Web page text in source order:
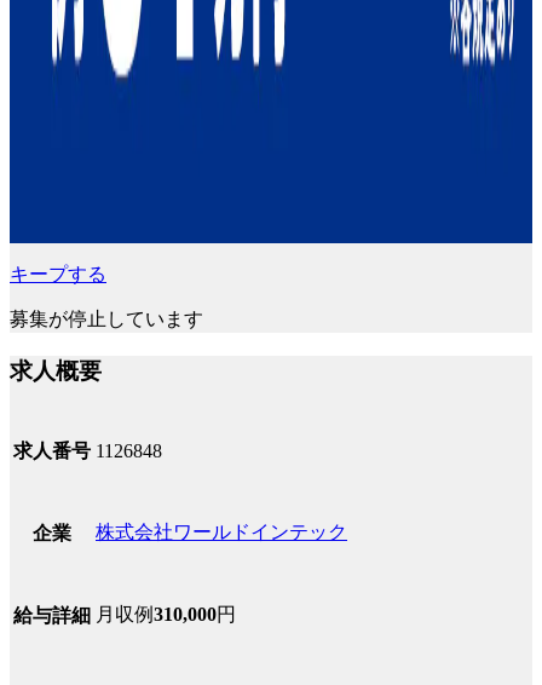
キープする
募集が停止しています
求人概要
求人番号 1126848
企業 株式会社ワールドインテック
給与詳細 月収例310,000円